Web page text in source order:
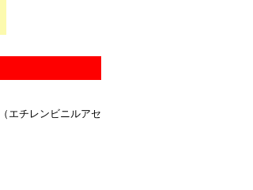
エチレンビニルアセ